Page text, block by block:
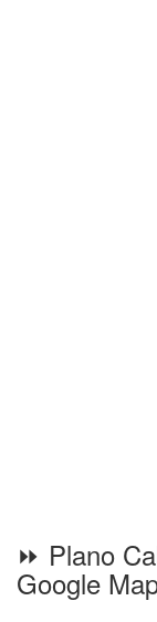
⏩ Plano
Google